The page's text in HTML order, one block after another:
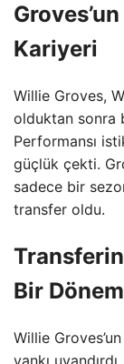
Kariyeri
Willie Groves,
olduktan sonra
Performansı
güçlük çekti.
sadece bir
transfer oldu.
Transferin
Bir
Willie
yankı